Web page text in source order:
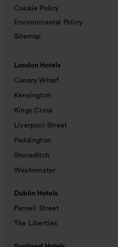
Cookie Policy
Environmental Policy
Sitemap
London Hotels
Canary Wharf
Kensington
Kings Cross
Liverpool Street
Paddington
Shoreditch
Westminster
Dublin Hotels
Parnell Street
The Liberties